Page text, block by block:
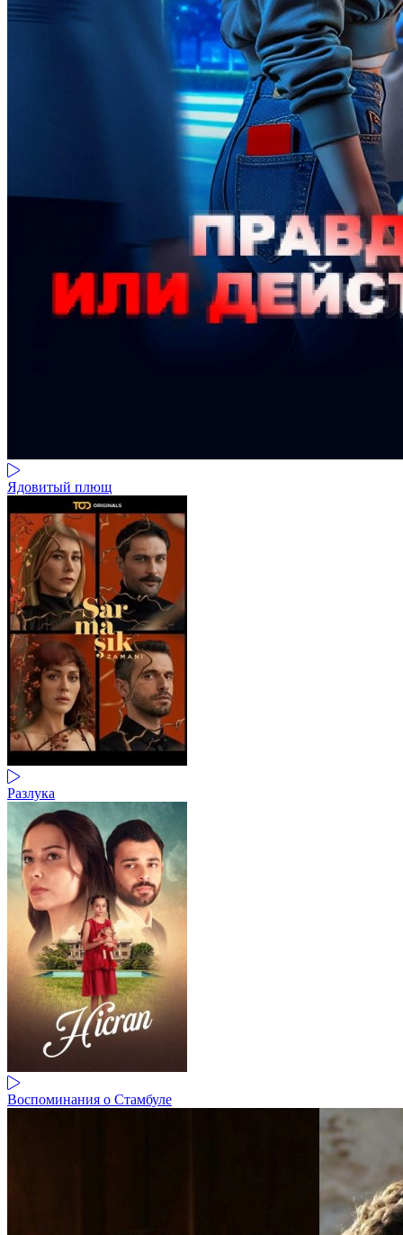
Ядовитый плющ
Разлука
Воспоминания о Стамбуле